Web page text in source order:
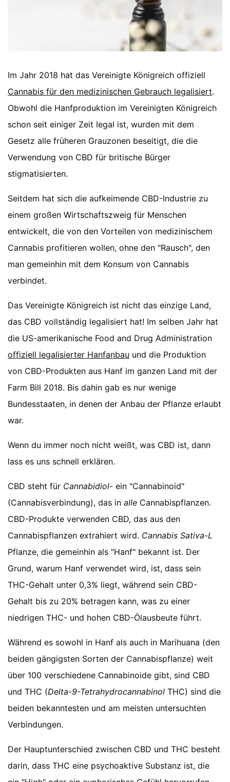
Im Jahr 2018 hat das Vereinigte Königreich offiziell
Cannabis für den medizinischen Gebrauch legalisiert.
Obwohl die Hanfproduktion im Vereinigten Königreich
schon seit einiger Zeit legal ist, wurden mit dem
Gesetz alle früheren Grauzonen beseitigt, die die
Verwendung von CBD für britische Bürger
stigmatisierten.
Seitdem hat sich die aufkeimende CBD-Industrie zu
einem großen Wirtschaftszweig für Menschen
entwickelt, die von den Vorteilen von medizinischem
Cannabis profitieren wollen, ohne den "Rausch", den
man gemeinhin mit dem Konsum von Cannabis
verbindet.
Das Vereinigte Königreich ist nicht das einzige Land,
das CBD vollständig legalisiert hat! Im selben Jahr hat
die US-amerikanische Food and Drug Administration
offiziell legalisierter Hanfanbau und die Produktion
von CBD-Produkten aus Hanf im ganzen Land mit der
Farm Bill 2018. Bis dahin gab es nur wenige
Bundesstaaten, in denen der Anbau der Pflanze erlaubt
war.
Wenn du immer noch nicht weißt, was CBD ist, dann
lass es uns schnell erklären.
CBD steht für Cannabidiol- ein "Cannabinoid"
(Cannabisverbindung), das inalle Cannabispflanzen.
CBD-Produkte verwenden CBD, das aus den
Cannabispflanzen extrahiert wird. Cannabis Sativa-L
Pflanze, die gemeinhin als "Hanf" bekannt ist. Der
Grund, warum Hanf verwendet wird, ist, dass sein
THC-Gehalt unter 0,3% liegt, während sein CBD-
Gehalt bis zu 20% betragen kann, was zu einer
niedrigen THC- und hohen CBD-Ölausbeute führt.
Während es sowohl in Hanf als auch in Marihuana (den
beiden gängigsten Sorten der Cannabispflanze) weit
über 100 verschiedene Cannabinoide gibt, sind CBD
und THC (Delta-9-Tetrahydrocannabinol THC) sind die
beiden bekanntesten und am meisten untersuchten
Verbindungen.
Der Hauptunterschied zwischen CBD und THC besteht
darin, dass THC eine psychoaktive Substanz ist, die